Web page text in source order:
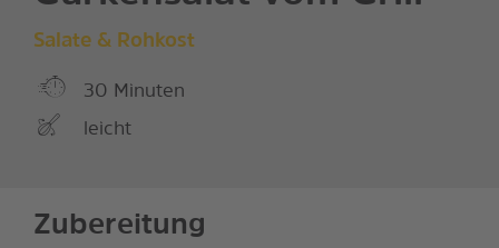
Salate & Rohkost
30 Minuten
leicht
Zubereitung